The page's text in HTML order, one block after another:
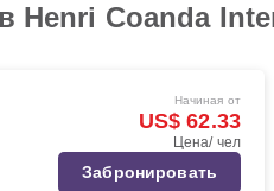
Henri Coanda
Начиная от
US$ 62.33
Цена/ чел
Забронировать